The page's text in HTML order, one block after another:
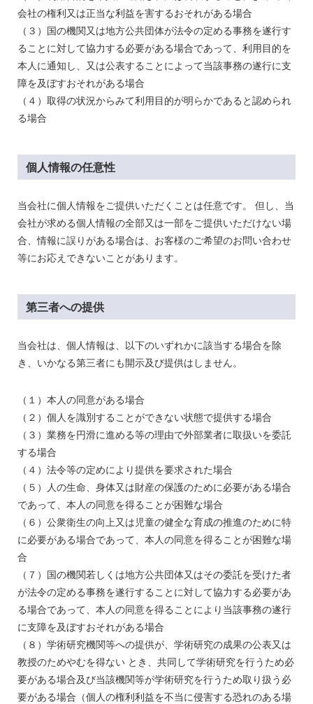
会社の権利又は正当な利益を害するおそれがある場合
（ ３）国の機関又は地方公共団体が法令の定める事務を遂行す
ることに対して協力する必要がある場合であって、利用目的を
本人に通知し、又は公表することによって当該事務の遂行に支
障を及ぼすおそれがある場合
（４）取得の状況からみて利用目的が明らかであると認められ
る場合
個人情報の任意性
当会社に個人情報をご提供いただくことは任意です。
但し、当
会社が求める個人情報の全部又は一部をご提供いただけない場
合、情報に誤りがある場合は、お客様のご希望のお問い合わせ
等にお応えできないことがあります。
第三者への提供
当会社は、個人情報は、以下のいずれかに該当する場合を除
き、いかなる第三者にも開示及び提供はしません。
（１）本人の同意がある場合
（２）個人を識別することができない状態で提供する場合
（３）業務を円滑に進める等の理由で外部業者に取扱いを委託
する場合
（４）法令等の定めにより提供を要求された場合
（５）人の生命、身体又は財産の保護のために必要がある場合
であって、本人の同意を得ることが困難な場合
（６）公衆衛生の向上又は児童の健全な育成の推進のために特
に必要がある場合であって、本人の同意を得ることが困難な場
合
（７）国の機関若しくは地方公共団体又はその委託を受けた者
が法令の定める事務を遂行することに対して協力する必要があ
る場合であって、本人の同意を得ることにより当該事務の遂行
に支障を及ぼすおそれがある場合
（８）学術研究機関等への提供が、学術研究の成果の公表又は
教授のためやむを得ない とき、共同して学術研究を行うため必
要がある場合及び当該機関等が学術研究を行うため取り扱う必
要がある場合（個人の権利利益を不当に侵害する恐れのある場